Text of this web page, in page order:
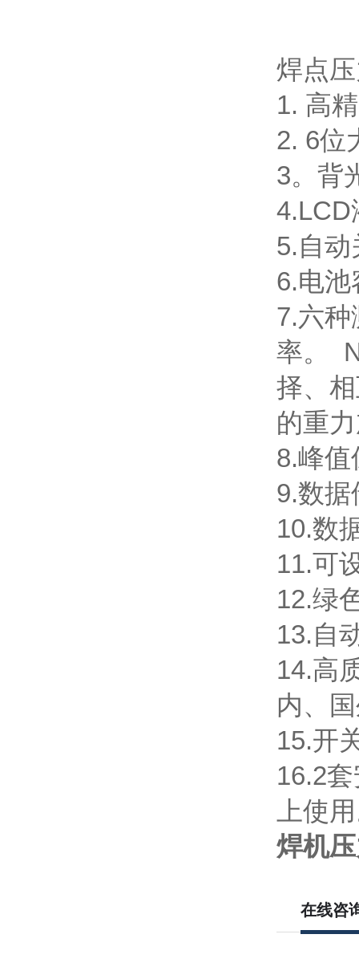
焊点
1. 高
2. 6位
3。背
4.LCD
5.自动
6.电池
7.六
率。
择、
的重
8.峰值
9.数据
10.数
11.可
12.绿
13.自
14.高
内、
15.开
16.2
上使
焊机
在线咨